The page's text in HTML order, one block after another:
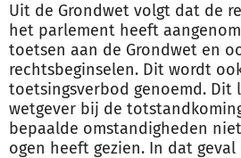
Uit de Grondwet volgt dat de
het parlement heeft
toetsen aan de Grondwet en
rechtsbeginselen. Dit wordt
toetsingsverbod genoemd. Dit
wetgever bij de
bepaalde omstandigheden
ogen heeft gezien. In dat geval